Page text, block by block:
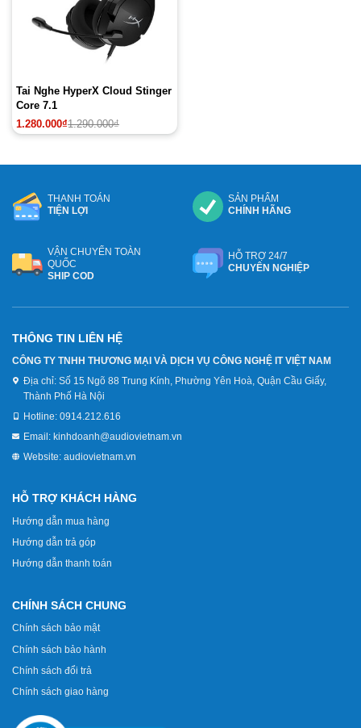
Tai Nghe HyperX Cloud Stinger
Core 7.1
1.290.000₫
Giá
gốc
1.280.000₫
Giá
hiện
THANH TOÁN
TIỆN LỢI
SẢN PHẨM
CHÍNH HÃNG
VẬN CHUYỂN TOÀN
QUỐC
SHIP COD
HỖ TRỢ 24/7
CHUYÊN NGHIỆP
THÔNG TIN LIÊN HỆ
CÔNG TY TNHH THƯƠNG MẠI VÀ DỊCH VỤ CÔNG NGHỆ IT VIỆT NAM
Địa chỉ: Số 15 Ngõ 88 Trung Kính, Phường Yên Hoà, Quận Cầu Giấy,
Thành Phố Hà Nội
Hotline: 0914.212.616
Email: kinhdoanh@audiovietnam.vn
Website: audiovietnam.vn
HỖ TRỢ KHÁCH HÀNG
Hướng dẫn mua hàng
Hướng dẫn trả góp
Hướng dẫn thanh toán
CHÍNH SÁCH CHUNG
Chính sách bảo mật
Chính sách bảo hành
Chính sách đổi trả
Chính sách giao hàng